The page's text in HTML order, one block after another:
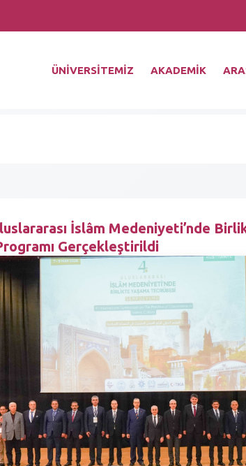
ÜNİVERSİTEMİZ AKADEMİK
İslâm Medeniyeti’nde
Gerçekleştirildi